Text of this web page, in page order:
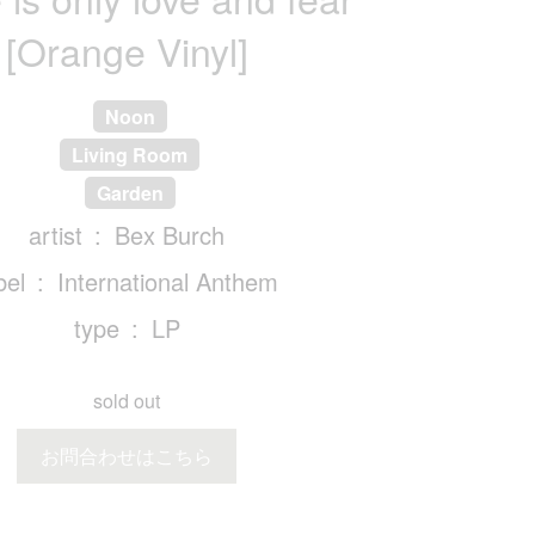
[Orange Vinyl]
Noon
Living Room
Garden
artist
Bex Burch
International Anthem
type
LP
sold out
お問合わせはこちら